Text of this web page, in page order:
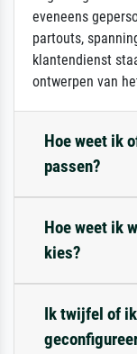
eveneens
partouts,
klantendienst
ontwerpen van
Hoe weet ik
passen?
Hoe weet ik
kies?
Ik twijfel of